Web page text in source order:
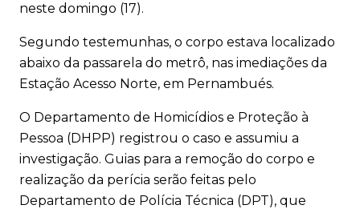
neste domingo (17).
Segundo testemunhas, o corpo estava localizado
abaixo da passarela do metrô, nas imediações da
Estação Acesso Norte, em Pernambués.
O Departamento de Homicídios e Proteção à
Pessoa (DHPP) registrou o caso e assumiu a
investigação. Guias para a remoção do corpo e
realização da perícia serão feitas pelo
Departamento de Polícia Técnica (DPT), que